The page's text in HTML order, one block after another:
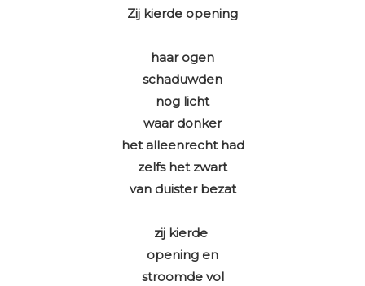
Zij kierde opening
haar ogen
schaduwden
nog licht
waar donker
het alleenrecht had
zelfs het zwart
van duister bezat
zij kierde
opening en
stroomde vol